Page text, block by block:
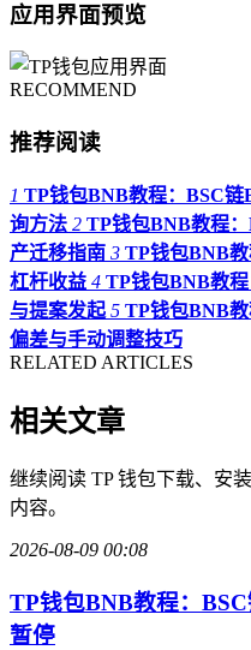
应用界面预览
RECOMMEND
推荐阅读
1 TP钱包BNB教程：BSC
询方法 2 TP钱包BNB教程
产迁移指南 3 TP钱包BNB
杠杆收益 4 TP钱包BNB教
与提案发起 5 TP钱包BNB
偏差与手动调整技巧
RELATED ARTICLES
相关文章
继续阅读 TP 钱包下载、安
内容。
2026-08-09 00:08
TP钱包BNB教程：
暂停